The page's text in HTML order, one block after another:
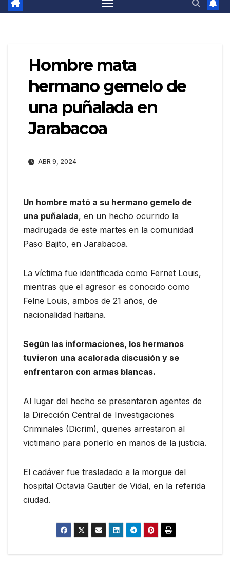
Hombre mata
hermano gemelo de
una puñalada en
Jarabacoa
ABR 9, 2024
Un hombre mató a su hermano gemelo de
una puñalada, en un hecho ocurrido la
madrugada de este martes en la comunidad
Paso Bajito, en Jarabacoa.
La víctima fue identificada como Fernet Louis,
mientras que el agresor es conocido como
Felne Louis, ambos de 21 años, de
nacionalidad haitiana.
Según las informaciones, los hermanos
tuvieron una acalorada discusión y se
enfrentaron con armas blancas.
Al lugar del hecho se presentaron agentes de
la Dirección Central de Investigaciones
Criminales (Dicrim), quienes arrestaron al
victimario para ponerlo en manos de la justicia.
El cadáver fue trasladado a la morgue del
hospital Octavia Gautier de Vidal, en la referida
ciudad.